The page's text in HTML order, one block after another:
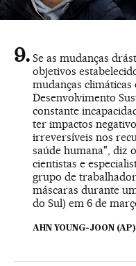
Se as mudanças
objetivos
mudanças climáticas
Desenvolvimento
constante
ter impactos
irreversíveis nos
saúde humana", diz
cientistas e
grupo de
máscaras durante
do Sul) em 6 de
AHN YOUNG-JOON (AP)